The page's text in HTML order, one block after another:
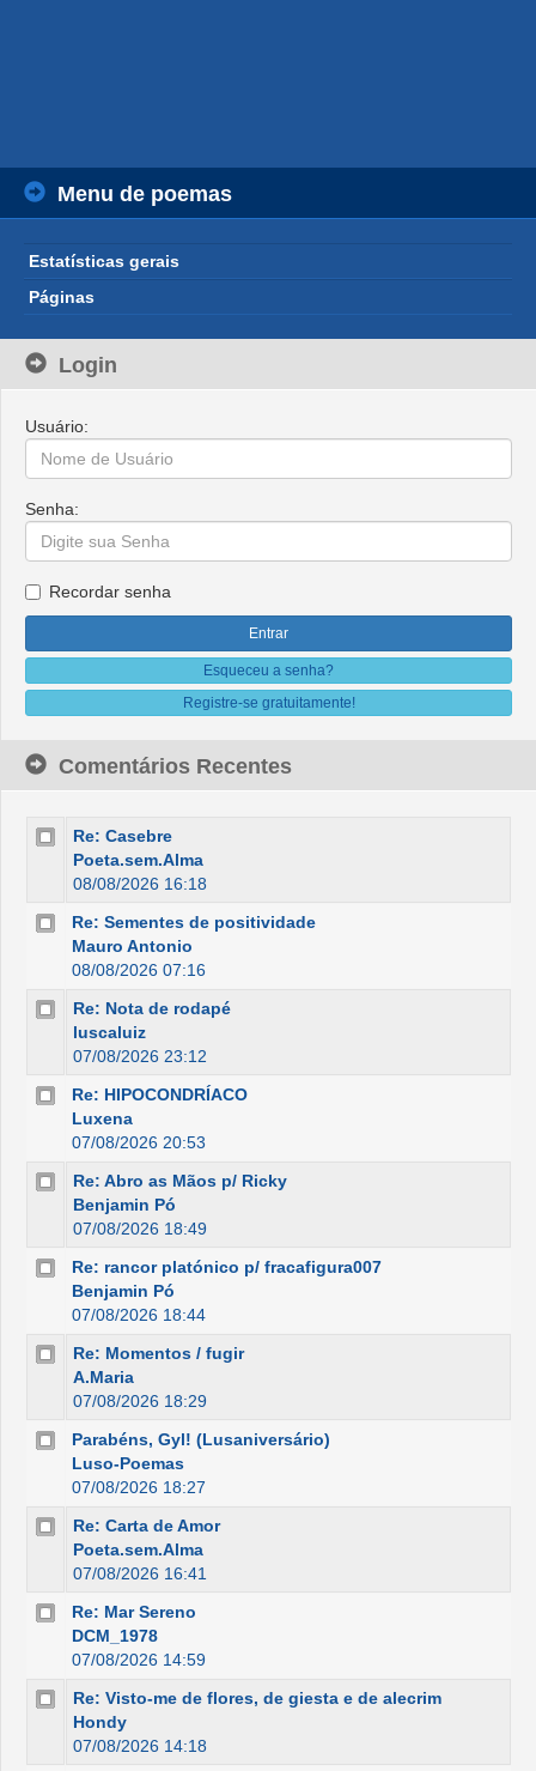
Menu de poemas
Estatísticas gerais
Páginas
Login
Usuário:
Senha:
Recordar senha
Esqueceu a senha?
Registre-se gratuitamente!
Comentários Recentes
Re: Casebre
Poeta.sem.Alma
08/08/2026 16:18
Re: Sementes de positividade
Mauro Antonio
08/08/2026 07:16
Re: Nota de rodapé
luscaluiz
07/08/2026 23:12
Re: HIPOCONDRÍACO
Luxena
07/08/2026 20:53
Re: Abro as Mãos p/ Ricky
Benjamin Pó
07/08/2026 18:49
Re: rancor platónico p/ fracafigura007
Benjamin Pó
07/08/2026 18:44
Re: Momentos / fugir
A.Maria
07/08/2026 18:29
Parabéns, Gyl! (Lusaniversário)
Luso-Poemas
07/08/2026 18:27
Re: Carta de Amor
Poeta.sem.Alma
07/08/2026 16:41
Re: Mar Sereno
DCM_1978
07/08/2026 14:59
Re: Visto-me de flores, de giesta e de alecrim
Hondy
07/08/2026 14:18